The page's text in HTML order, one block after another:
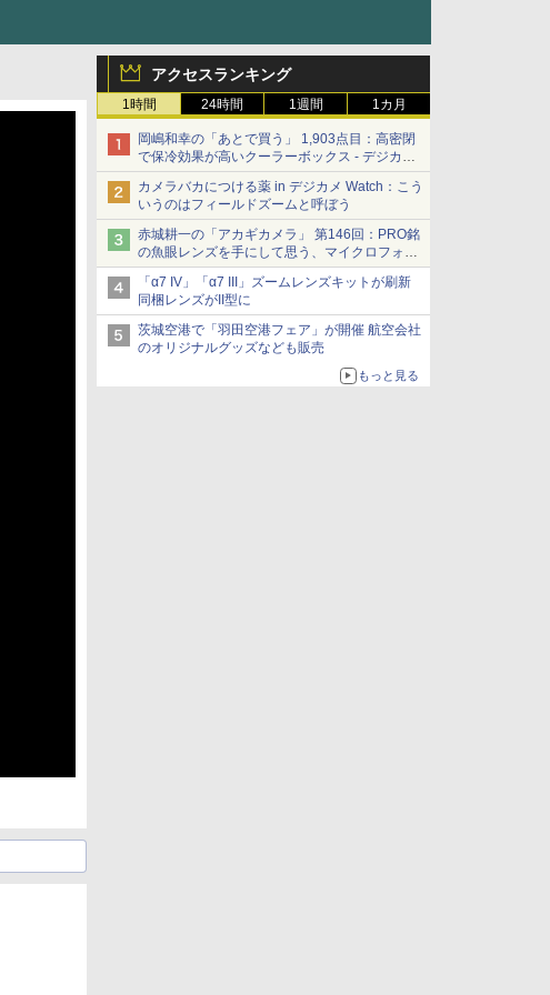
アクセスランキング
1時間 24時間 1週間 1カ月
岡嶋和幸の「あとで買う」 1,903点目：高密閉
で保冷効果が高いクーラーボックス - デジカメ
Watch
カメラバカにつける薬 in デジカメ Watch：こう
いうのはフィールドズームと呼ぼう
赤城耕一の「アカギカメラ」 第146回：PRO銘
の魚眼レンズを手にして思う、マイクロフォー
サーズへの期待と可能性
「α7 IV」「α7 III」ズームレンズキットが刷新
同梱レンズがII型に
茨城空港で「羽田空港フェア」が開催 航空会社
のオリジナルグッズなども販売
もっと見る